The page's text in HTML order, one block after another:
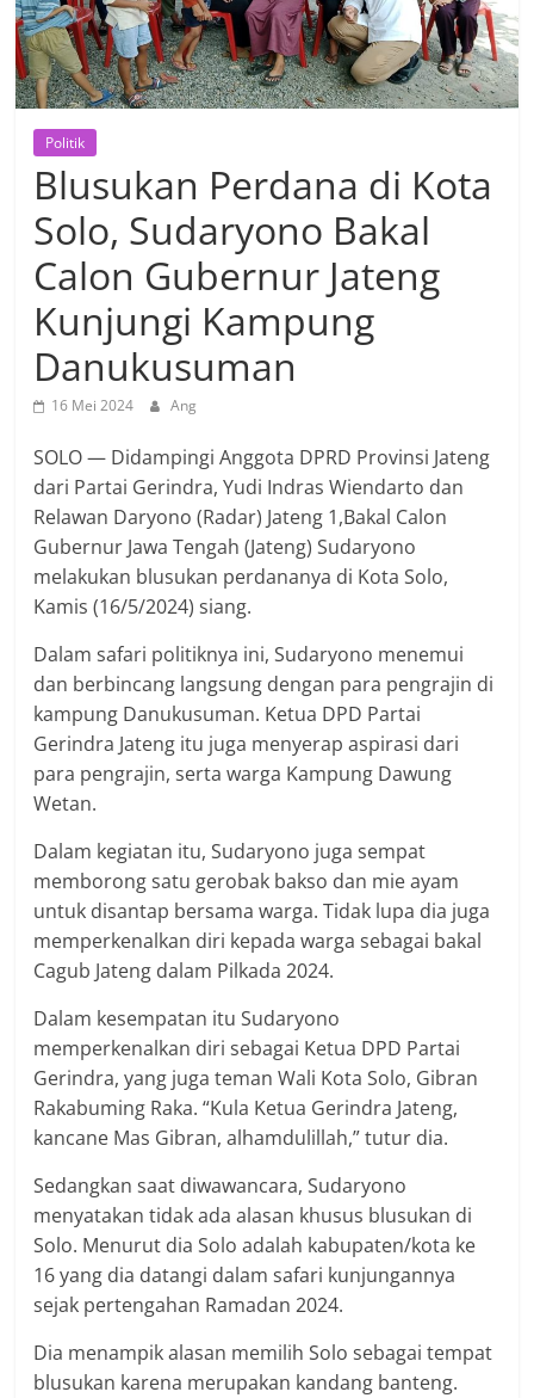
Politik
Blusukan Perdana di Kota
Solo, Sudaryono Bakal
Calon Gubernur Jateng
Kunjungi Kampung
Danukusuman
16 Mei 2024 Ang
SOLO — Didampingi Anggota DPRD Provinsi Jateng
dari Partai Gerindra, Yudi Indras Wiendarto dan
Relawan Daryono (Radar) Jateng 1,Bakal Calon
Gubernur Jawa Tengah (Jateng) Sudaryono
melakukan blusukan perdananya di Kota Solo,
Kamis (16/5/2024) siang.
Dalam safari politiknya ini, Sudaryono menemui
dan berbincang langsung dengan para pengrajin di
kampung Danukusuman. Ketua DPD Partai
Gerindra Jateng itu juga menyerap aspirasi dari
para pengrajin, serta warga Kampung Dawung
Wetan.
Dalam kegiatan itu, Sudaryono juga sempat
memborong satu gerobak bakso dan mie ayam
untuk disantap bersama warga. Tidak lupa dia juga
memperkenalkan diri kepada warga sebagai bakal
Cagub Jateng dalam Pilkada 2024.
Dalam kesempatan itu Sudaryono
memperkenalkan diri sebagai Ketua DPD Partai
Gerindra, yang juga teman Wali Kota Solo, Gibran
Rakabuming Raka. “Kula Ketua Gerindra Jateng,
kancane Mas Gibran, alhamdulillah,” tutur dia.
Sedangkan saat diwawancara, Sudaryono
menyatakan tidak ada alasan khusus blusukan di
Solo. Menurut dia Solo adalah kabupaten/kota ke
16 yang dia datangi dalam safari kunjungannya
sejak pertengahan Ramadan 2024.
Dia menampik alasan memilih Solo sebagai tempat
blusukan karena merupakan kandang banteng.